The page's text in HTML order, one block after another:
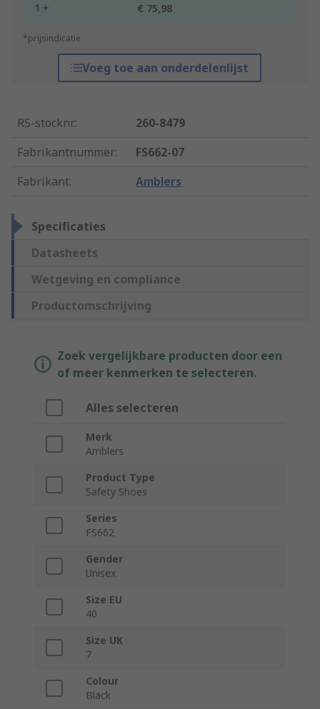
1 + € 75,98
*prijsindicatie
Voeg toe aan onderdelenlijst
RS-stocknr.:
260-8479
Fabrikantnummer:
FS662-07
Fabrikant: Amblers
Specificaties
Datasheets
Wetgeving en compliance
Productomschrijving
Zoek vergelijkbare producten door een
of meer kenmerken te selecteren.
Alles selecteren
Merk
Amblers
Product Type
Safety Shoes
Series
FS662
Gender
Unisex
Size EU
40
Size UK
7
Colour
Black